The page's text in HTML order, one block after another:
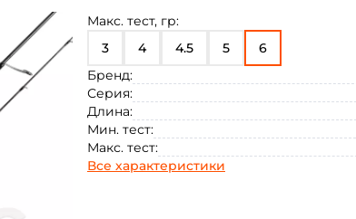
Макс. тест, гр:
3
4 4.5 5
6
Бренд:
Серия:
Длина:
Мин. тест:
Макс. тест:
Все характеристики